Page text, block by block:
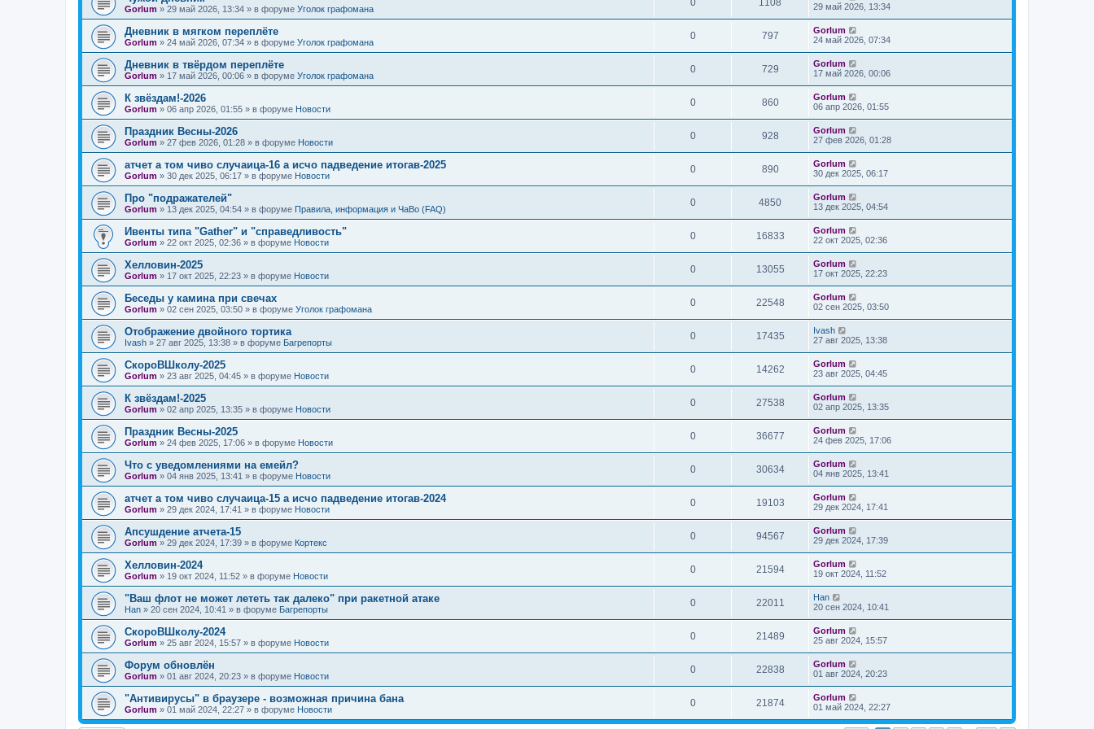
Gorlum » 29 май 2026, 13:34 » в форуме Уголок графомана
0 1108
29 май 2026, 13:34
Дневник в мягком переплёте
Gorlum » 24 май 2026, 07:34 » в форуме Уголок графомана
0 797
Gorlum
24 май 2026, 07:34
Дневник в твёрдом переплёте
Gorlum » 17 май 2026, 00:06 » в форуме Уголок графомана
0 729
Gorlum
17 май 2026, 00:06
К звёздам!-2026
Gorlum » 06 апр 2026, 01:55 » в форуме Новости
0 860
Gorlum
06 апр 2026, 01:55
Праздник Весны-2026
Gorlum » 27 фев 2026, 01:28 » в форуме Новости
0 928
Gorlum
27 фев 2026, 01:28
атчет а том чиво случаица-16 а исчо падведение итогав-2025
Gorlum » 30 дек 2025, 06:17 » в форуме Новости
0 890
Gorlum
30 дек 2025, 06:17
Про "подражателей"
Gorlum » 13 дек 2025, 04:54 » в форуме Правила, информация и ЧаВо (FAQ)
0 4850
Gorlum
13 дек 2025, 04:54
Ивенты типа "Gather" и "справедливость"
Gorlum » 22 окт 2025, 02:36 » в форуме Новости
0 16833
Gorlum
22 окт 2025, 02:36
Хелловин-2025
Gorlum » 17 окт 2025, 22:23 » в форуме Новости
0 13055
Gorlum
17 окт 2025, 22:23
Беседы у камина при свечах
Gorlum » 02 сен 2025, 03:50 » в форуме Уголок графомана
0 22548
Gorlum
02 сен 2025, 03:50
Отображение двойного тортика
Ivash » 27 авг 2025, 13:38 » в форуме Багрепорты
0 17435
Ivash
27 авг 2025, 13:38
СкороВШколу-2025
Gorlum » 23 авг 2025, 04:45 » в форуме Новости
0 14262
Gorlum
23 авг 2025, 04:45
К звёздам!-2025
Gorlum » 02 апр 2025, 13:35 » в форуме Новости
0 27538
Gorlum
02 апр 2025, 13:35
Праздник Весны-2025
Gorlum » 24 фев 2025, 17:06 » в форуме Новости
0 36677
Gorlum
24 фев 2025, 17:06
Что с уведомлениями на емейл?
Gorlum » 04 янв 2025, 13:41 » в форуме Новости
0 30634
Gorlum
04 янв 2025, 13:41
атчет а том чиво случаица-15 а исчо падведение итогав-2024
Gorlum » 29 дек 2024, 17:41 » в форуме Новости
0 19103
Gorlum
29 дек 2024, 17:41
Апсушдение атчета-15
Gorlum » 29 дек 2024, 17:39 » в форуме Кортекс
0 94567
Gorlum
29 дек 2024, 17:39
Хелловин-2024
Gorlum » 19 окт 2024, 11:52 » в форуме Новости
0 21594
Gorlum
19 окт 2024, 11:52
"Ваш флот не может лететь так далеко" при ракетной атаке
Han » 20 сен 2024, 10:41 » в форуме Багрепорты
0 22011
Han
20 сен 2024, 10:41
СкороВШколу-2024
Gorlum » 25 авг 2024, 15:57 » в форуме Новости
0 21489
Gorlum
25 авг 2024, 15:57
Форум обновлён
Gorlum » 01 авг 2024, 20:23 » в форуме Новости
0 22838
Gorlum
01 авг 2024, 20:23
"Антивирусы" в браузере - возможная причина бана
Gorlum » 01 май 2024, 22:27 » в форуме Новости
0 21874
Gorlum
01 май 2024, 22:27